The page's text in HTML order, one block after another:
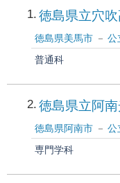
1 徳島県立穴
徳島県美馬市
公
普通科
2 徳島県立阿
徳島県阿南市
公
専門学科